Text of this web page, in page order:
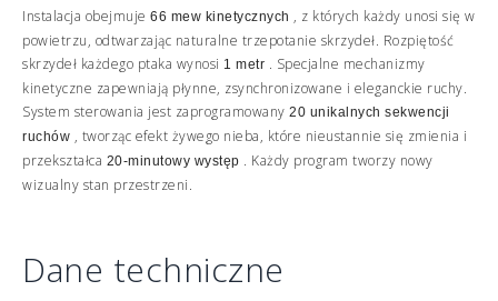
Instalacja obejmuje 66 mew kinetycznych , z których każdy unosi się w
powietrzu, odtwarzając naturalne trzepotanie skrzydeł. Rozpiętość
skrzydeł każdego ptaka wynosi 1 metr . Specjalne mechanizmy
kinetyczne zapewniają płynne, zsynchronizowane i eleganckie ruchy.
System sterowania jest zaprogramowany 20 unikalnych sekwencji
ruchów , tworząc efekt żywego nieba, które nieustannie się zmienia i
przekształca 20-minutowy występ . Każdy program tworzy nowy
wizualny stan przestrzeni.
Dane techniczne